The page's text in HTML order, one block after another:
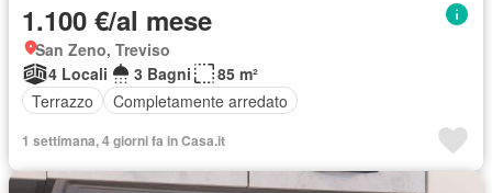
1.100 €/al mese
San Zeno, Treviso
4 Locali
3 Bagni
85 m²
Terrazzo
Completamente arredato
1 settimana, 4 giorni fa in Casa.it